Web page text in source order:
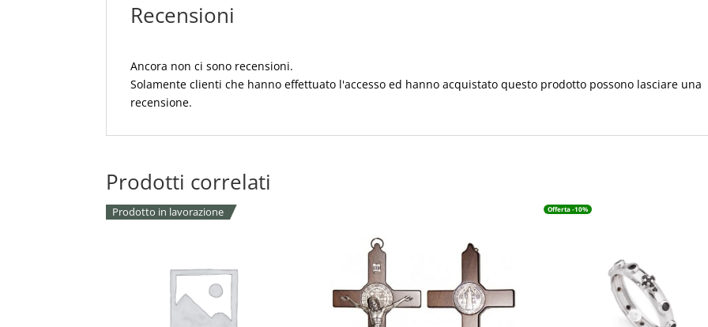
Recensioni
Ancora non ci sono recensioni.
Solamente clienti che hanno effettuato l'accesso ed hanno acquistato questo prodotto possono lasciare una
recensione.
Prodotti correlati
Prodotto in lavorazione Offerta -10%